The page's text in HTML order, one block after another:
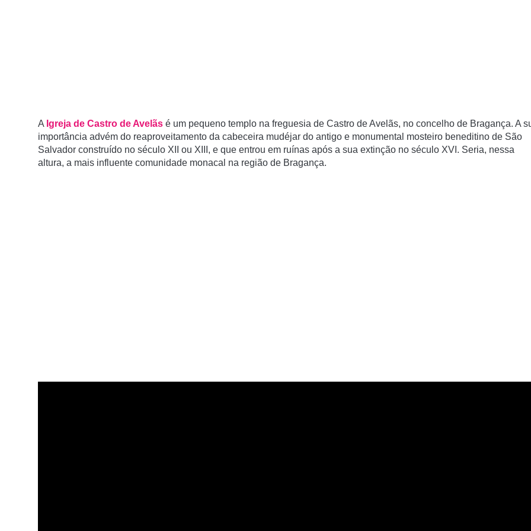
A Igreja de Castro de Avelãs é um pequeno templo na freguesia de Castro de Avelãs, no concelho de Bragança. A
importância advém do reaproveitamento da cabeceira mudéjar do antigo e monumental mosteiro beneditino de São
Salvador construí­do no século XII ou XIII, e que entrou em ruí­nas após a sua extinção no século XVI. Seria, nessa
altura, a mais influente comunidade monacal na região de Bragança.